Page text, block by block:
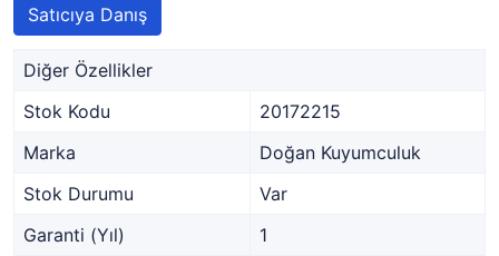
Satıcıya Danış
Diğer Özellikler
Stok Kodu
20172215
Marka
Doğan Kuyumculuk
Stok Durumu
Var
Garanti (Yıl)
1